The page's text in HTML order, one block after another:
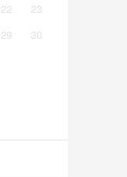
22
23
29
30